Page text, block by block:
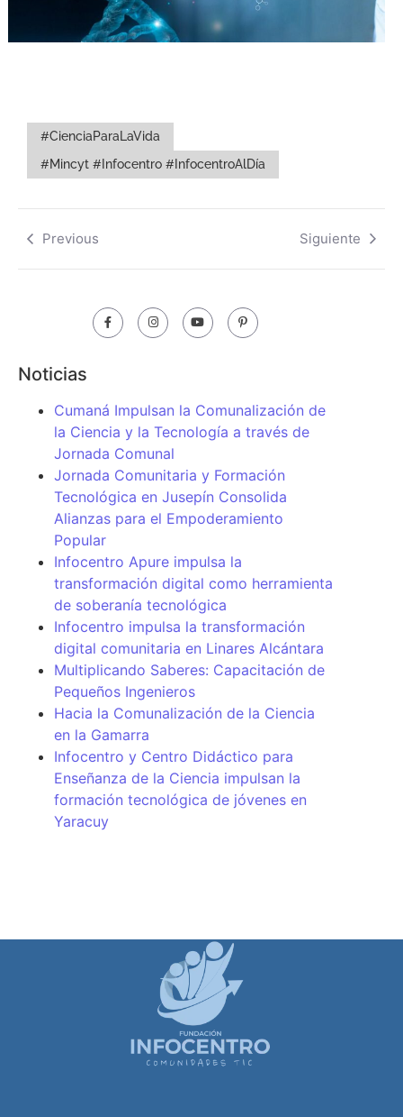
#CienciaParaLaVida
#Mincyt #Infocentro #InfocentroAlDía
Previous Siguiente
Noticias
Cumaná Impulsan la Comunalización de
la Ciencia y la Tecnología a través de
Jornada Comunal
Jornada Comunitaria y Formación
Tecnológica en Jusepín Consolida
Alianzas para el Empoderamiento
Popular
Infocentro Apure impulsa la
transformación digital como herramienta
de soberanía tecnológica
Infocentro impulsa la transformación
digital comunitaria en Linares Alcántara
Multiplicando Saberes: Capacitación de
Pequeños Ingenieros
Hacia la Comunalización de la Ciencia
en la Gamarra
Infocentro y Centro Didáctico para
Enseñanza de la Ciencia impulsan la
formación tecnológica de jóvenes en
Yaracuy